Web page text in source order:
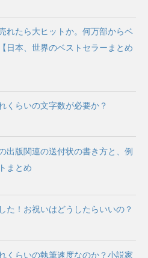
れたら大ヒットか。何万部からベ
日本、世界のベストセラーまとめ
くらいの文字数が必要か？
出版関連の送付状の書き方と、例
まとめ
た！お祝いはどうしたらいいの？
くらいの執筆速度なのか？小説家